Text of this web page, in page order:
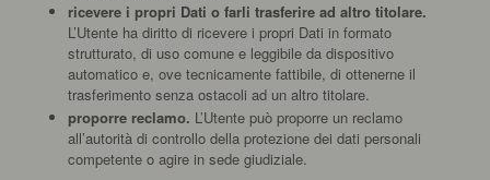
ricevere i propri Dati o farli trasferire ad altro titolare.
L’Utente ha diritto di ricevere i propri Dati in formato
strutturato, di uso comune e leggibile da dispositivo
automatico e, ove tecnicamente fattibile, di ottenerne il
trasferimento senza ostacoli ad un altro titolare.
proporre reclamo. L’Utente può proporre un reclamo
all’autorità di controllo della protezione dei dati personali
competente o agire in sede giudiziale.